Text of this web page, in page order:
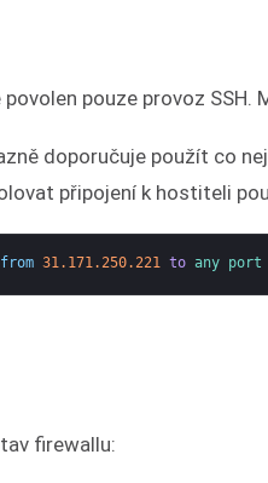
pouze provoz SSH.
doporučuje použít co
připojení k hostiteli
from 31.171.250.221 to any
firewallu: